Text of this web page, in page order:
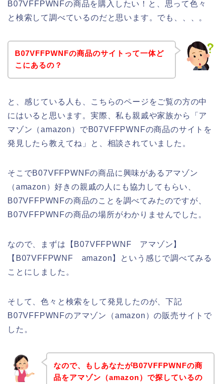
B07VFFPWNFの商品を購入したい！と、思って色々
と検索して調べているのだと思います。でも、、、。
B07VFFPWNFの商品のサイトって一体ど
こにあるの？
と、感じている人も、こちらのページをご覧の方の中
にはいると思います。実際、私も親戚や家族から「ア
マゾン（amazon）でB07VFFPWNFの商品のサイトを
発見したら教えてね」と、相談されていました。
そこでB07VFFPWNFの商品に興味があるアマゾン
（amazon）好きの親戚の人にも協力してもらい、
B07VFFPWNFの商品のことを調べてみたのですが、
B07VFFPWNFの商品の場所がわかりませんでした。
なので、まずは【B07VFFPWNF アマゾン】
【B07VFFPWNF amazon】という感じで調べてみる
ことにしました。
そして、色々と検索をして発見したのが、下記
B07VFFPWNFのアマゾン（amazon）の販売サイトで
した。
なので、もしあなたがB07VFFPWNFの商
品をアマゾン（amazon）で探しているの